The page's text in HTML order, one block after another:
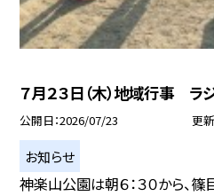
７月２３日（木）地域行事 ラ
公開日 2026/07/23 更
お知らせ
神楽山公園は朝６：３０から、篠